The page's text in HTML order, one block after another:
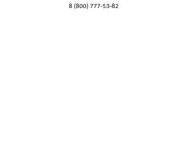
8 (800) 777-53-82